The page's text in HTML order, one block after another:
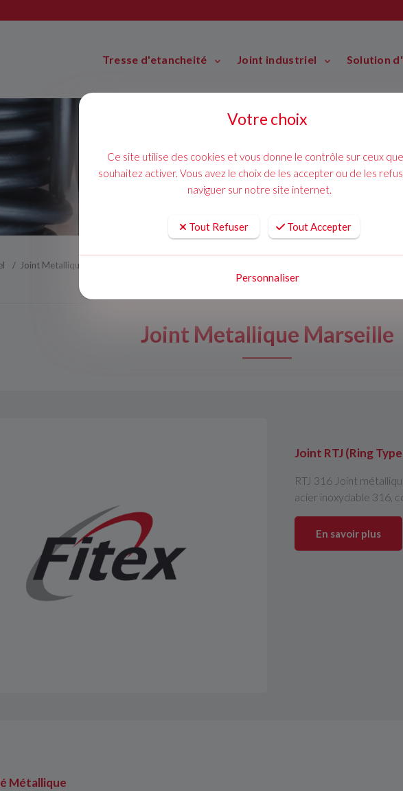
Tresse d'etancheité Joint industriel Solution
Joint Metallique
Joint Metallique Marseille
Joint RTJ (Ring
RTJ 316 Joint
acier inoxydable 316,
En savoir plus
Métallique
Votre choix
Ce site utilise des cookies et vous donne le contrôle sur ceux
souhaitez activer. Vous avez le choix de les accepter ou de les
naviguer sur notre site internet.
Tout Refuser Tout Accepter
Personnaliser